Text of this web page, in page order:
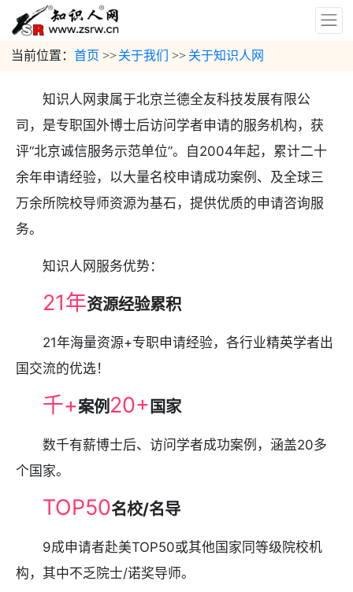
当前位置： 首页 >> 关于我们 >> 关于知识人网
知识人网隶属于北京兰德全友科技发展有限公
司，是专职国外博士后访问学者申请的服务机构，获
评“北京诚信服务示范单位”。自2004年起，累计二十
余年申请经验，以大量名校申请成功案例、及全球三
万余所院校导师资源为基石，提供优质的申请咨询服
务。
知识人网服务优势：
21年资源经验累积
21年海量资源+专职申请经验，各行业精英学者出
国交流的优选！
千+案例20+ 国家
数千有薪博士后、访问学者成功案例，涵盖20多
个国家。
TOP50名校/名导
9成申请者赴美TOP50或其他国家同等级院校机
构，其中不乏院士/诺奖导师。